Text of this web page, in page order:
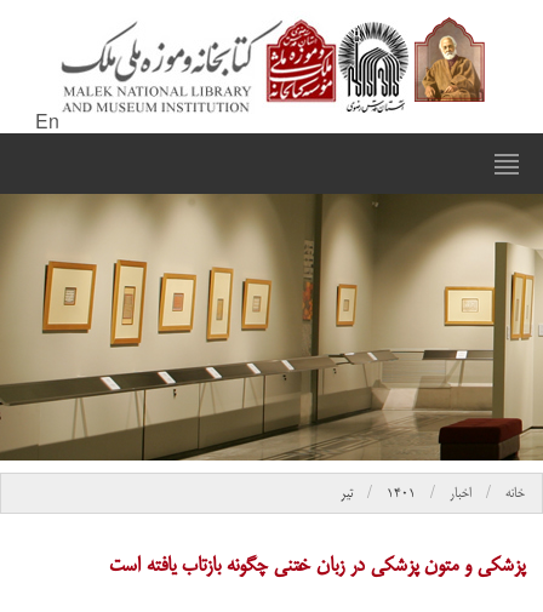
En
خانه اخبار ۱۴۰۱ تیر
پزشکی و متون پزشکی در زبان خُتنی چگونه بازتاب یافته است